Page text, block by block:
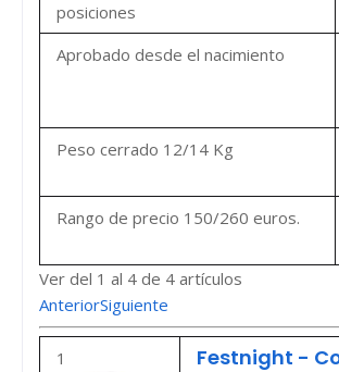
posiciones
Aprobado desde el nacimiento
Peso cerrado 12/14 Kg
Rango de precio 150/260 euros.
Ver del 1 al 4 de 4 artículos
AnteriorSiguiente
1 Festnight -